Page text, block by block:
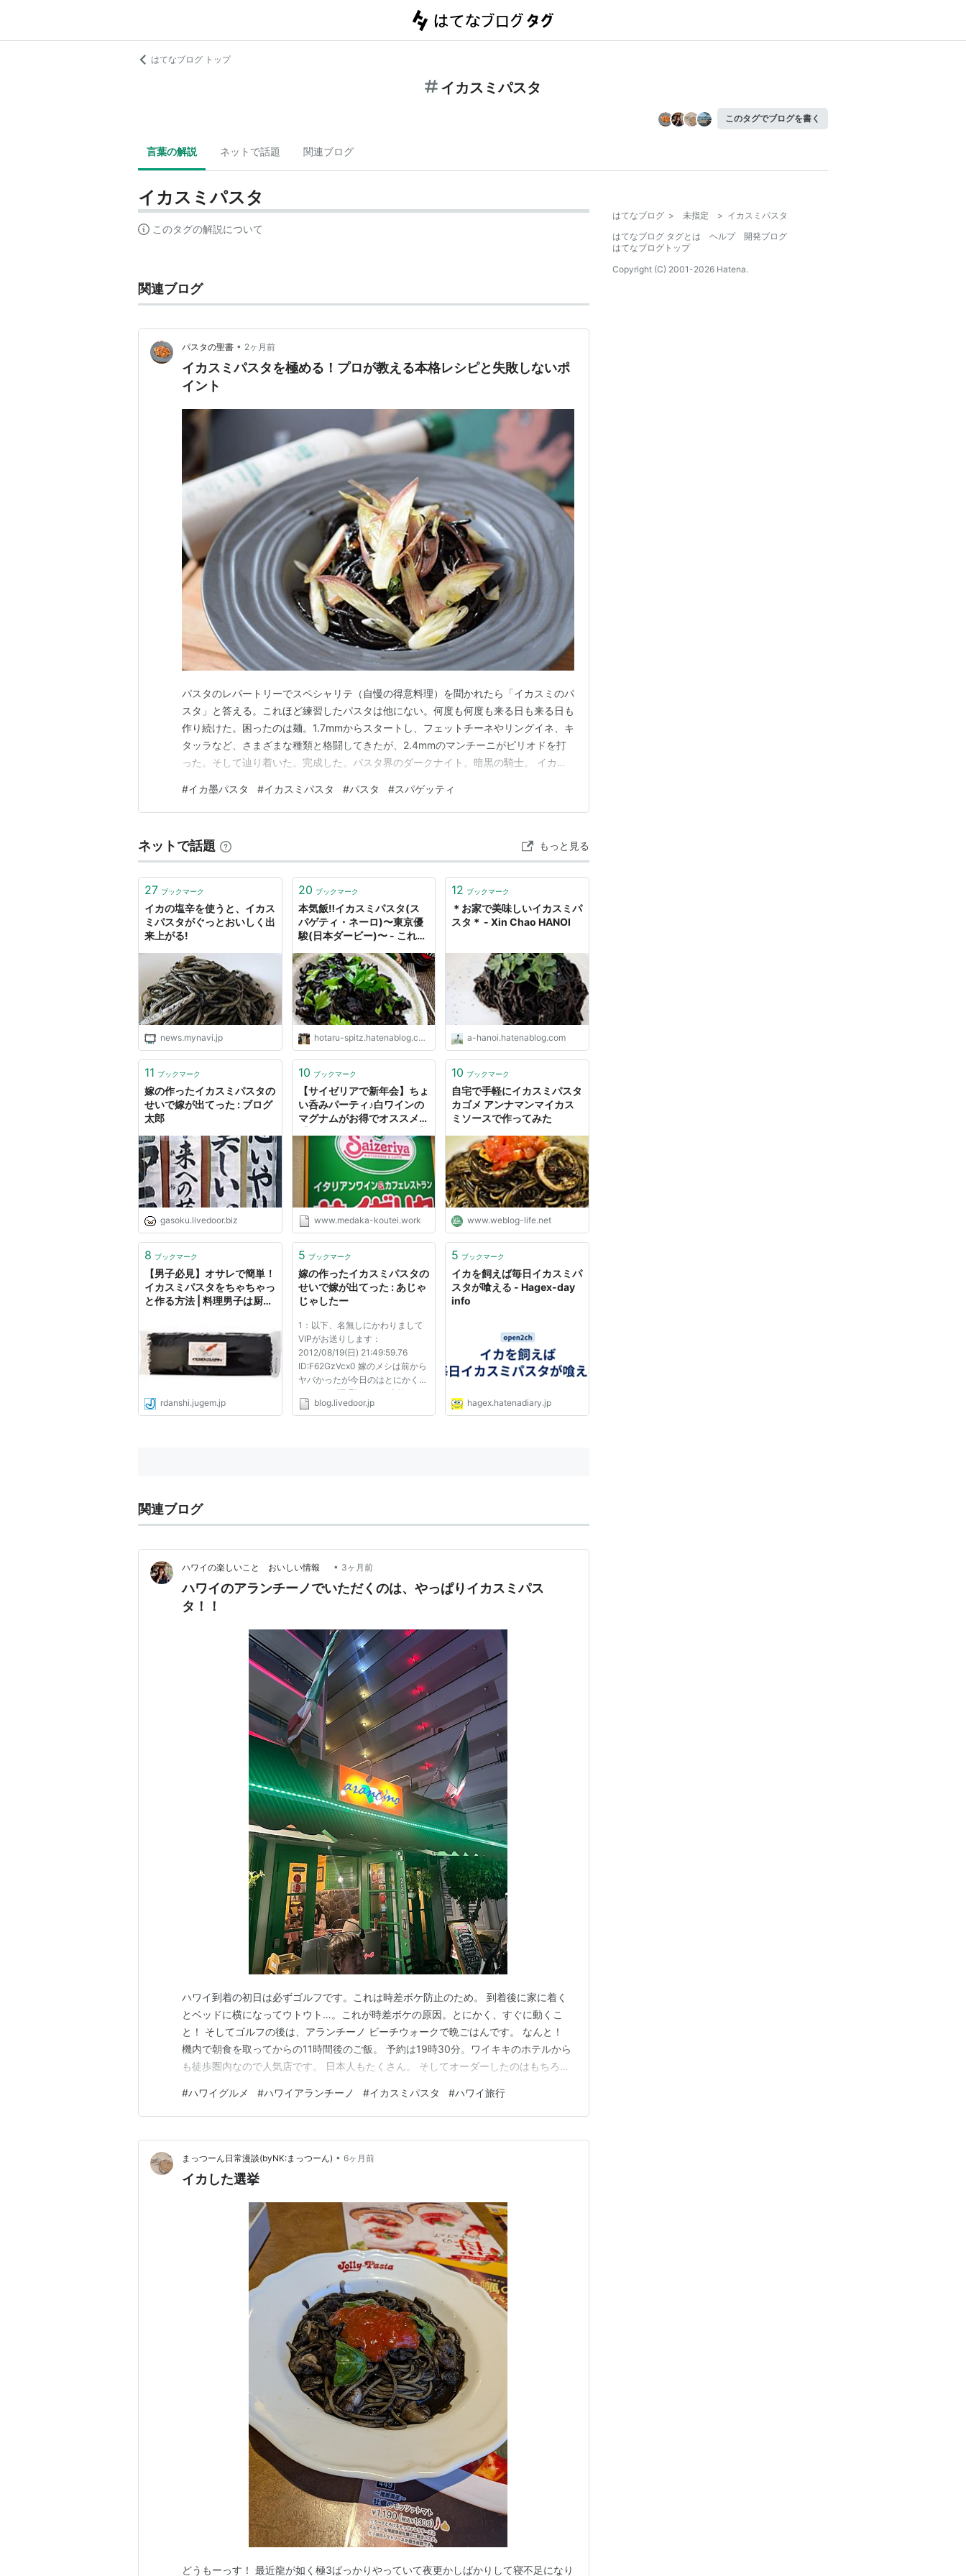
はてなブログ トップ
イカスミパスタ
このタグでブログを書く
言葉の解説 ネットで話題 関連ブログ
イカスミパスタ
このタグの解説について
関連ブログ
パスタの聖書 • 2ヶ月前
イカスミパスタを極める！プロが教える本格レシピと失敗しないポ
イント
パスタのレパートリーでスペシャリテ（自慢の得意料理）を聞かれたら「イカスミのパ
スタ」と答える。これほど練習したパスタは他にない。何度も何度も来る日も来る日も
作り続けた。困ったのは麺。1.7mmからスタートし、フェットチーネやリングイネ、キ
タッラなど、さまざまな種類と格闘してきたが、2.4mmのマンチーニがピリオドを打
った。そして辿り着いた。完成した。パスタ界のダークナイト。暗黒の騎士。 イカス
ルダ） イカスミパスタの材料・食材 イカ墨パスタのレシピ・作り方 最強ミョウガのイ
カ墨パスタ 仕上げにミョウガを入れるだけ…
#イカ墨パスタ #イカスミパスタ #パスタ #スパゲッティ
ネットで話題 もっと見る
27 ブックマーク
イカの塩辛を使うと、イカス
ミパスタがぐっとおいしく出
来上がる!
news.mynavi.jp
20 ブックマーク
本気飯‼︎イカスミパスタ(ス
パゲティ・ネーロ)〜東京優
駿(日本ダービー)〜 - これは
が美味しいものを食べながら
痩せるまでのダイエット成功
物語である
hotaru-spitz.hatenablog.com
12 ブックマーク
＊お家で美味しいイカスミパ
スタ＊ - Xin Chao HANOI
a-hanoi.hatenablog.com
11 ブックマーク
嫁の作ったイカスミパスタの
せいで嫁が出てった : ブログ
太郎
gasoku.livedoor.biz
10 ブックマーク
【サイゼリアで新年会】ちょ
い呑みパーティ♪白ワインの
マグナムがお得でオススメ！
- 目標1000記事&ブログ毎日
更新！メダカ皇帝のクチコミ
www.medaka-koutei.work
10 ブックマーク
自宅で手軽にイカスミパスタ
カゴメ アンナマンマイカス
ミソースで作ってみた
www.weblog-life.net
8 ブックマーク
【男子必見】オサレで簡単！
イカスミパスタをちゃちゃっ
と作る方法 | 料理男子は厨房
rdanshi.jugem.jp
5 ブックマーク
嫁の作ったイカスミパスタの
せいで嫁が出てった : あじゃ
じゃしたー
1：以下、名無しにかわりまして
VIPがお送りします：
2012/08/19(日) 21:49:59.76
ID:F62GzVcx0 嫁のメシは前から
ヤバかったが今日のはとにかくひ
どかった 調理酒だけで米炊いた
り、カレーにミリンいれまくって
blog.livedoor.jp
5 ブックマーク
イカを飼えば毎日イカスミパ
スタが喰える - Hagex-day
info
hagex.hatenadiary.jp
関連ブログ
ハワイの楽しいこと おいしい情報 • 3ヶ月前
ハワイのアランチーノでいただくのは、やっぱりイカスミパス
タ！！
ハワイ到着の初日は必ずゴルフです。これは時差ボケ防止のため。 到着後に家に着く
とベッドに横になってウトウト…。これが時差ボケの原因。とにかく、すぐに動くこ
と！ そしてゴルフの後は、アランチーノ ビーチウォークで晩ごはんです。 なんと！
機内で朝食を取ってからの11時間後のご飯。 予約は19時30分。ワイキキのホテルから
も徒歩圏内なので人気店です。 日本人もたくさん。 そしてオーダーしたのはもちろん
す。 そしてデザートはティラミス😋 ということで、今回のハワイの夜のスタートはア
ランチーノのイカスミパスタで始まりました❣…
#ハワイグルメ #ハワイアランチーノ #イカスミパスタ #ハワイ旅行
まっつーん日常漫談(byNK:まっつーん) • 6ヶ月前
イカした選挙
どうもーっす！ 最近龍が如く極3ばっかりやっていて夜更かしばかりして寝不足になり
はてなブログ > 未指定 > イカスミパスタ
はてなブログ タグとは
ヘルプ
開発ブログ
はてなブログトップ
Copyright (C) 2001-2026 Hatena.